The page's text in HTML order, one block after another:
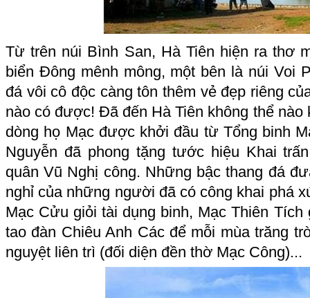
Từ trên núi Bình San, Hà Tiên hiện ra thơ
biển Đông mênh mông, một bên là núi Voi
đá vôi cô độc càng tôn thêm vẻ đẹp riêng
nào có được! Đã đến Hà Tiên không thể
dòng họ Mạc được khởi đầu từ Tổng binh
Nguyễn đã phong tặng tước hiệu Khai
quân Vũ Nghị công. Những bậc thang đá
nghỉ của những người đã có công khai phá
Mạc Cửu giỏi tài dụng binh, Mạc Thiên
tao đàn Chiêu Anh Các để mỗi mùa trăng
nguyệt liên trì (đối diện đền thờ Mạc Công)...